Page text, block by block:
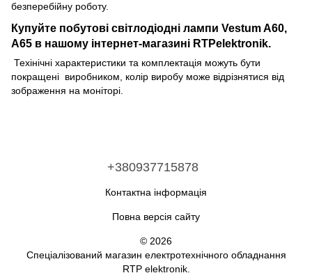
безперебійну роботу.
Купуйте побутові світлодіодні лампи Vestum A60,
A65 в нашому інтернет-магазині RTPelektronik.
Техінічні характеристики та комплектація можуть бути
покращені виробником, колір виробу може відрізнятися від
зображення на моніторі.
+380937715878
Контактна інформація
Повна версія сайту
© 2026
Спеціалізований магазин електротехнічного обладнання
RTP elektronik.